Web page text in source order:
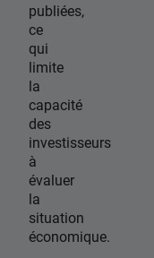
publiées,
ce
qui
limite
la
capacité
des
investisseurs
à
évaluer
la
situation
économique.